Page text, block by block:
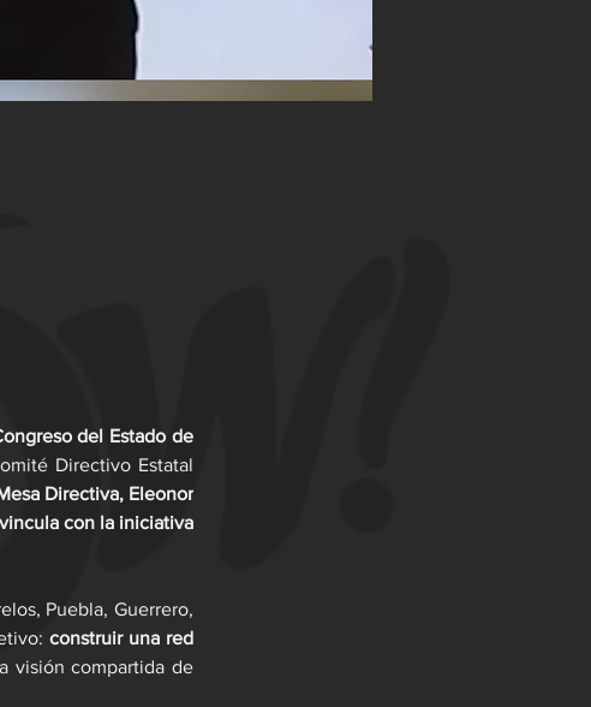
del Estado de
Directivo Estatal
Directiva, Eleonor
con la iniciativa
Puebla, Guerrero,
construir una red
visión compartida de